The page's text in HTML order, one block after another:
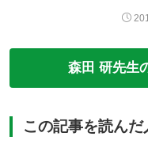
森田 研先生
この記事を読ん